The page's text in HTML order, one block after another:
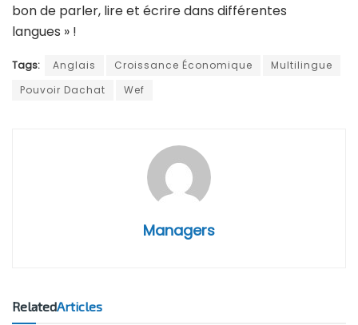
bon de parler, lire et écrire dans différentes
langues » !
Tags: Anglais Croissance Économique
Multilingue
Pouvoir Dachat
Wef
Managers
RelatedArticles